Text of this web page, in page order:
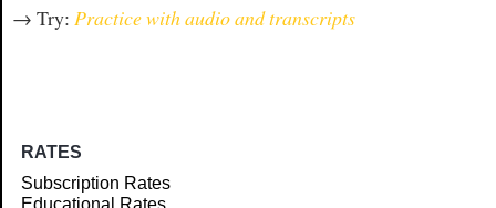
→ Try: Practice with audio and transcripts
RATES
Subscription Rates